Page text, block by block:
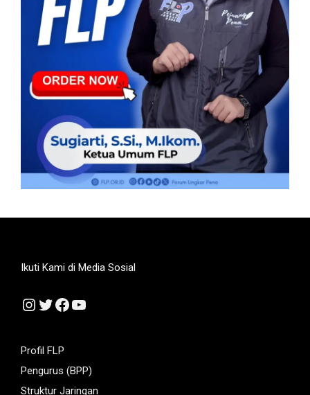
Ikuti Kami di Media Sosial
Instagram
Twitter
Facebook
YouTube
Profil FLP
Pengurus (BPP)
Struktur Jaringan